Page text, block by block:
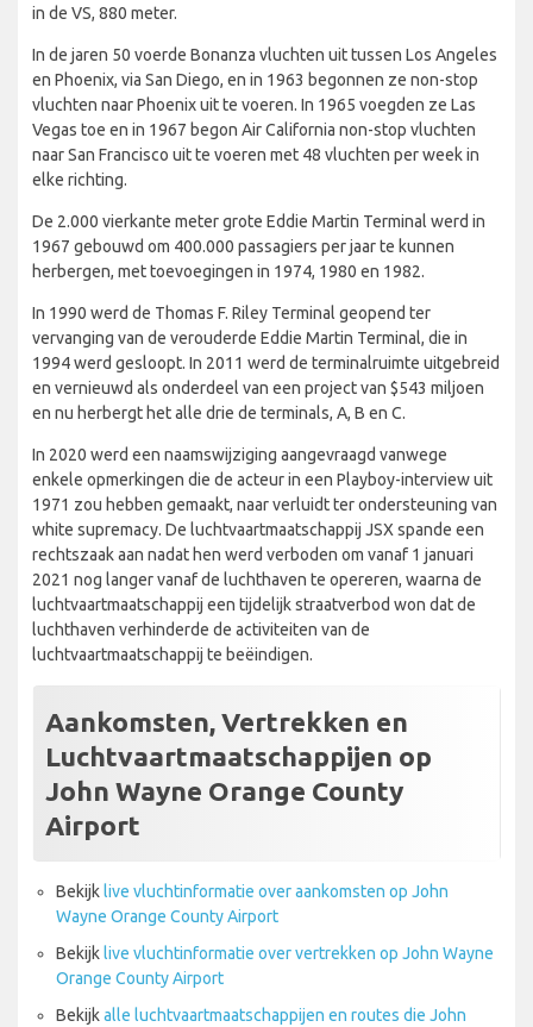
in de VS, 880 meter.
In de jaren 50 voerde Bonanza vluchten uit tussen Los Angeles
en Phoenix, via San Diego, en in 1963 begonnen ze non-stop
vluchten naar Phoenix uit te voeren. In 1965 voegden ze Las
Vegas toe en in 1967 begon Air California non-stop vluchten
naar San Francisco uit te voeren met 48 vluchten per week in
elke richting.
De 2.000 vierkante meter grote Eddie Martin Terminal werd in
1967 gebouwd om 400.000 passagiers per jaar te kunnen
herbergen, met toevoegingen in 1974, 1980 en 1982.
In 1990 werd de Thomas F. Riley Terminal geopend ter
vervanging van de verouderde Eddie Martin Terminal, die in
1994 werd gesloopt. In 2011 werd de terminalruimte uitgebreid
en vernieuwd als onderdeel van een project van $543 miljoen
en nu herbergt het alle drie de terminals, A, B en C.
In 2020 werd een naamswijziging aangevraagd vanwege
enkele opmerkingen die de acteur in een Playboy-interview uit
1971 zou hebben gemaakt, naar verluidt ter ondersteuning van
white supremacy. De luchtvaartmaatschappij JSX spande een
rechtszaak aan nadat hen werd verboden om vanaf 1 januari
2021 nog langer vanaf de luchthaven te opereren, waarna de
luchtvaartmaatschappij een tijdelijk straatverbod won dat de
luchthaven verhinderde de activiteiten van de
luchtvaartmaatschappij te beëindigen.
Aankomsten, Vertrekken en
Luchtvaartmaatschappijen op
John Wayne Orange County
Airport
Bekijklive vluchtinformatie over aankomsten op John
Wayne Orange County Airport
Bekijklive vluchtinformatie over vertrekken op John Wayne
Orange County Airport
Bekijkalle luchtvaartmaatschappijen en routes die John